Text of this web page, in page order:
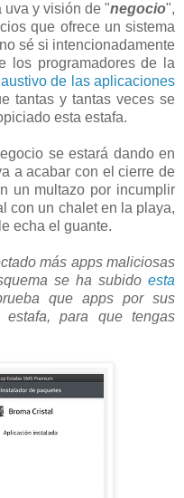
uva y visión de "negocio",
que ofrece un sistema
sé si intencionadamente
los programadores de la
de las aplicaciones
tantas y tantas veces se
esta estafa.
se estará dando en
a acabar con el cierre de
un multazo por incumplir
con un chalet en la playa,
echa el guante.
más apps maliciosas
se ha subido esta
que apps por sus
estafa, para que tengas